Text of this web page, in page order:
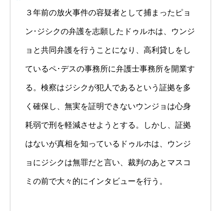
３年前の放火事件の容疑者として捕まったピョ
ン･ジシクの弁護を志願したドゥルホは、ウンジ
ョと共同弁護を行うことになり、高利貸しをし
ているペ･デスの事務所に弁護士事務所を開業す
る。検察はジシクが犯人であるという証拠を多
く確保し、無実を証明できないウンジョは心身
耗弱で刑を軽減させようとする。しかし、証拠
はないが真相を知っているドゥルホは、ウンジ
ョにジシクは無罪だと言い、裁判のあとマスコ
ミの前で大々的にインタビューを行う。